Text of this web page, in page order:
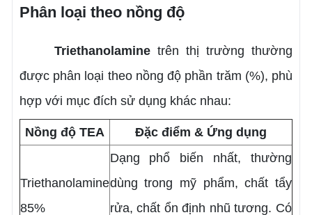
Phân loại theo nồng độ
Triethanolamine trên thị trường thường
được phân loại theo nồng độ phần trăm (%), phù
hợp với mục đích sử dụng khác nhau:
Nồng độ TEA Đặc điểm & Ứng dụng
Triethanolamine
85%
Dạng phổ biến nhất, thường
dùng trong mỹ phẩm, chất tẩy
rửa, chất ổn định nhũ tương. Có